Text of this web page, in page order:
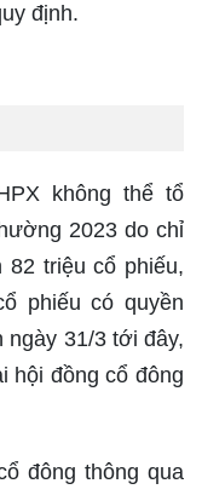
định.
không thể tổ
2023 do chỉ
triệu cổ phiếu,
phiếu có quyền
ngày 31/3 tới đây,
hội đồng cổ đông
đông thông qua